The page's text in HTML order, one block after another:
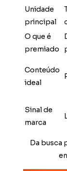
Unidade
principal
O que é
premiado
Conteúdo
ideal
Sinal de
marca
Da busca